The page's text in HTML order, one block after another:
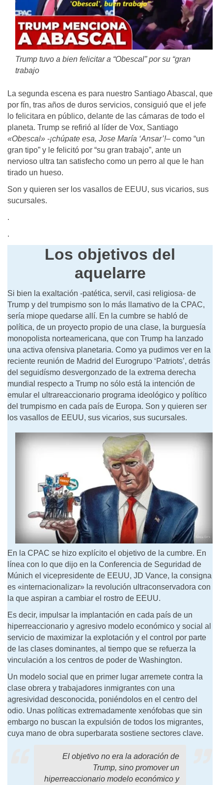
Trump tuvo a bien felicitar a “Obescal” por su “gran
trabajo
La segunda escena es para nuestro Santiago Abascal, que
por fín, tras años de duros servicios, consiguió que el jefe
lo felicitara en público, delante de las cámaras de todo el
planeta. Trump se refirió al líder de Vox, Santiago
«Obescal» -¡chúpate esa, Jose María ‘Ansar’!– como “un
gran tipo” y le felicitó por “su gran trabajo”, ante un
nervioso ultra tan satisfecho como un perro al que le han
tirado un hueso.
Son y quieren ser los vasallos de EEUU, sus vicarios, sus
sucursales.
.
.
Los objetivos del
aquelarre
Si bien la exaltación -patética, servil, casi religiosa- de
Trump y del trumpismo son lo más llamativo de la CPAC,
sería miope quedarse allí. En la cumbre se habló de
política, de un proyecto propio de una clase, la burguesía
monopolista norteamericana, que con Trump ha lanzado
una activa ofensiva planetaria. Como ya pudimos ver en la
reciente reunión de Madrid del Eurogrupo ‘Patriots’, detrás
del seguidísmo desvergonzado de la extrema derecha
mundial respecto a Trump no sólo está la intención de
emular el ultrareaccionario programa ideológico y político
del trumpismo en cada país de Europa. Son y quieren ser
los vasallos de EEUU, sus vicarios, sus sucursales.
En la CPAC se hizo explícito el objetivo de la cumbre. En
línea con lo que dijo en la Conferencia de Seguridad de
Múnich el vicepresidente de EEUU, JD Vance, la consigna
es «internacionalizar» la revolución ultraconservadora con
la que aspiran a cambiar el rostro de EEUU.
Es decir, impulsar la implantación en cada país de un
hiperreaccionario y agresivo modelo económico y social al
servicio de maximizar la explotación y el control por parte
de las clases dominantes, al tiempo que se refuerza la
vinculación a los centros de poder de Washington.
Un modelo social que en primer lugar arremete contra la
clase obrera y trabajadores inmigrantes con una
agresividad desconocida, poniéndolos en el centro del
odio. Unas políticas extremadamente xenófobas que sin
embargo no buscan la expulsión de todos los migrantes,
cuya mano de obra superbarata sostiene sectores clave.
El objetivo no era la adoración de
Trump, sino promover un
hiperreaccionario modelo económico y